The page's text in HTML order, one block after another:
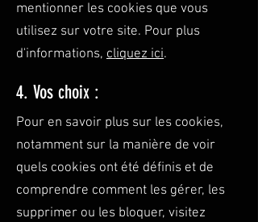
mentionner les cookies que vous
utilisez sur votre site. Pour plus
d'informations, cliquez ici.
4. Vos choix :
Pour en savoir plus sur les cookies,
notamment sur la manière de voir
quels cookies ont été définis et de
comprendre comment les gérer, les
supprimer ou les bloquer, visitez